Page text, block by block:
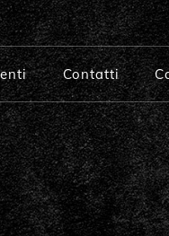
Tipo “00”
Tipo “0”
Preparato
Contatti